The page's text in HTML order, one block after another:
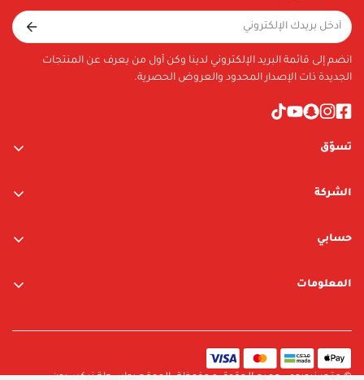
تسوّق
متجر نيوبوي
العلامات التجارية
الشركة
حسابي
المعلومات
سياسة الإرجاع والتبديل
انضم إلى قائمة البريد الإلكتروني لدينا وكن أول من يعرف عن المنتجات
الجديدة ذات الإصدار المحدود والعروض الحصرية.
© متجر نيوبوي. جميع الحقوق محفوظة. الموقع بواسطة نيكسيون